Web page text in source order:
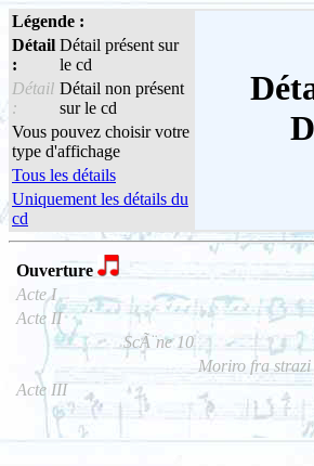
Légende :
Détail
:
Détail présent sur
le cd
Détail
:
Détail non présent
sur le cd
Vous pouvez choisir votre
type d'affichage
Tous les détails
Uniquement les détails du
cd
Ouverture
Acte I
Acte II
ScÃ¨ne 10
Moriro fra
Acte III